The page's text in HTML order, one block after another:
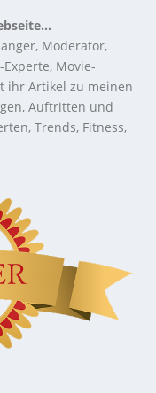
Moderator,
Movie-
ihr Artikel zu meinen
Auftritten und
Trends, Fitness,